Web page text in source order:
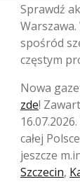
Sprawdź
spośród
częstym
Nowa
zde!
całej
jeszcze
Szczecin,